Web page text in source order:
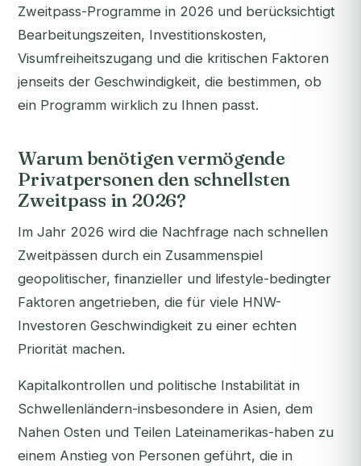
Zweitpass-Programme in 2026 und berücksichtigt
Bearbeitungszeiten, Investitionskosten,
Visumfreiheitszugang und die kritischen Faktoren
jenseits der Geschwindigkeit, die bestimmen, ob
ein Programm wirklich zu Ihnen passt.
Warum benötigen vermögende
Privatpersonen den schnellsten
Zweitpass in 2026?
Im Jahr 2026 wird die Nachfrage nach schnellen
Zweitpässen durch ein Zusammenspiel
geopolitischer, finanzieller und lifestyle-bedingter
Faktoren angetrieben, die für viele HNW-
Investoren Geschwindigkeit zu einer echten
Priorität machen.
Kapitalkontrollen und politische Instabilität in
Schwellenländern-insbesondere in Asien, dem
Nahen Osten und Teilen Lateinamerikas-haben zu
einem Anstieg von Personen geführt, die in